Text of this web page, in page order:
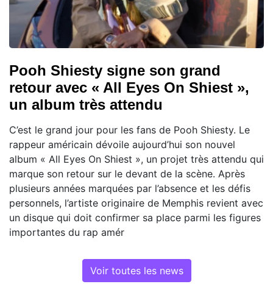
Pooh Shiesty signe son grand
retour avec « All Eyes On Shiest »,
un album très attendu
C’est le grand jour pour les fans de Pooh Shiesty. Le
rappeur américain dévoile aujourd’hui son nouvel
album « All Eyes On Shiest », un projet très attendu qui
marque son retour sur le devant de la scène. Après
plusieurs années marquées par l’absence et les défis
personnels, l’artiste originaire de Memphis revient avec
un disque qui doit confirmer sa place parmi les figures
importantes du rap amér
Voir toutes les news